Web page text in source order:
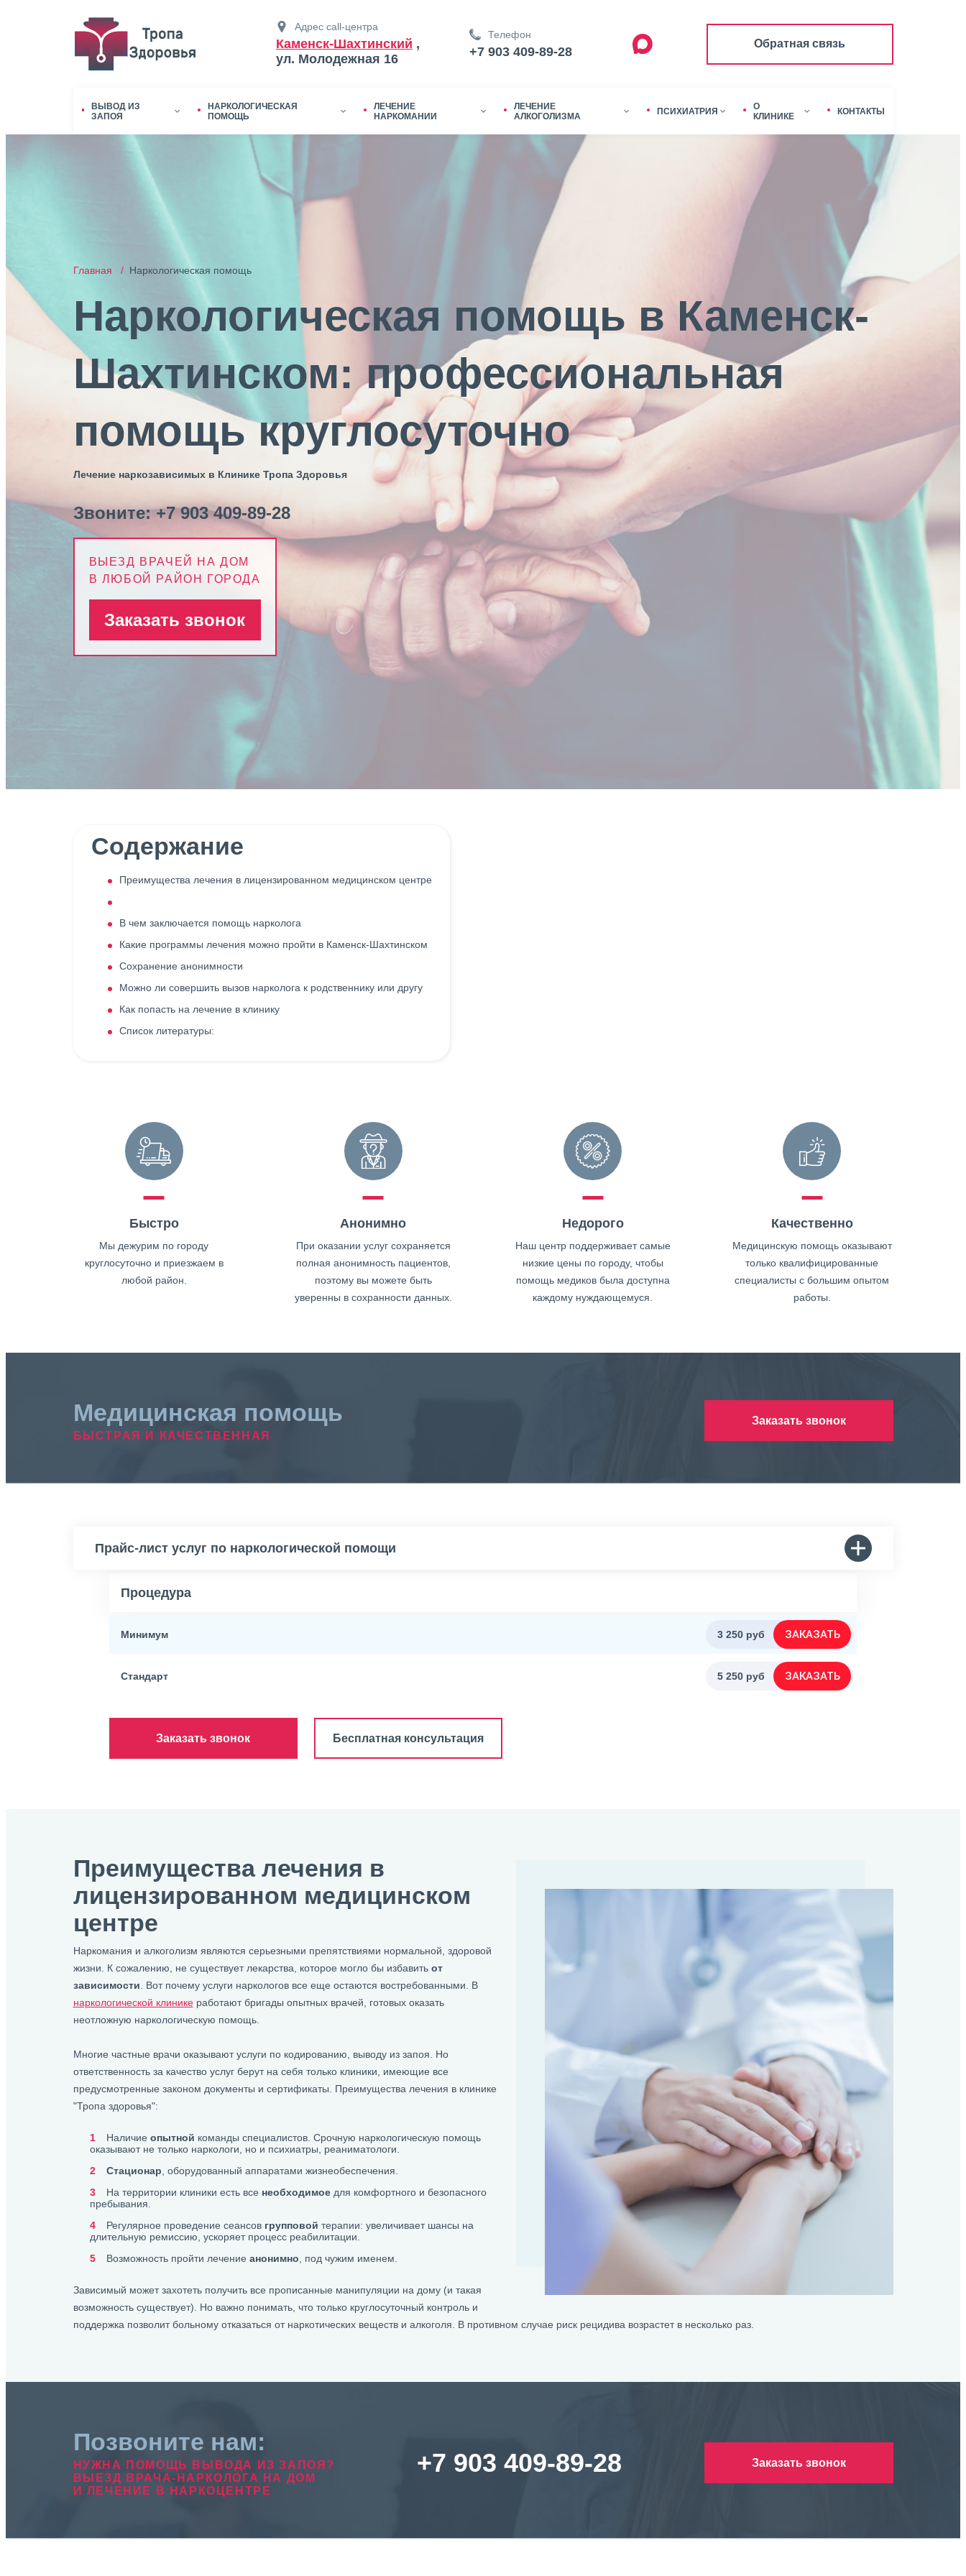
Адрес call-центра
Каменск-Шахтинский ,
ул. Молодежная 16
Телефон
+7 903 409-89-28
Обратная связь
ВЫВОД ИЗ
ЗАПОЯ
НАРКОЛОГИЧЕСКАЯ
ПОМОЩЬ
ЛЕЧЕНИЕ
НАРКОМАНИИ
ЛЕЧЕНИЕ
АЛКОГОЛИЗМА
ПСИХИАТРИЯ
О
КЛИНИКЕ
КОНТАКТЫ
Главная / Наркологическая помощь
Наркологическая помощь в Каменск-
Шахтинском: профессиональная
помощь круглосуточно
Лечение наркозависимых в Клинике Тропа Здоровья
Звоните:+7 903 409-89-28
ВЫЕЗД ВРАЧЕЙ НА ДОМ
В ЛЮБОЙ РАЙОН ГОРОДА
Заказать звонок
Содержание
Преимущества лечения в лицензированном медицинском центре
В чем заключается помощь нарколога
Какие программы лечения можно пройти в Каменск-Шахтинском
Сохранение анонимности
Можно ли совершить вызов нарколога к родственнику или другу
Как попасть на лечение в клинику
Список литературы:
Быстро
Мы дежурим по городу
круглосуточно и приезжаем в
любой район.
Анонимно
При оказании услуг сохраняется
полная анонимность пациентов,
поэтому вы можете быть
уверенны в сохранности данных.
Недорого
Наш центр поддерживает самые
низкие цены по городу, чтобы
помощь медиков была доступна
каждому нуждающемуся.
Качественно
Медицинскую помощь оказывают
только квалифицированные
специалисты с большим опытом
работы.
Медицинская помощь
БЫСТРАЯ И КАЧЕСТВЕННАЯ
Заказать звонок
Прайс-лист услуг по наркологической помощи
Процедура
Минимум 3 250 руб ЗАКАЗАТЬ
Стандарт 5 250 руб ЗАКАЗАТЬ
Заказать звонок Бесплатная консультация
Преимущества лечения в
лицензированном медицинском
центре
Наркомания и алкоголизм являются серьезными препятствиями нормальной, здоровой
жизни. К сожалению, не существует лекарства, которое могло бы избавить от
зависимости . Вот почему услуги наркологов все еще остаются востребованными. В
наркологической клиникеработают бригады опытных врачей, готовых оказать
неотложную наркологическую помощь.
Многие частные врачи оказывают услуги по кодированию, выводу из запоя. Но
ответственность за качество услуг берут на себя только клиники, имеющие все
предусмотренные законом документы и сертификаты. Преимущества лечения в клинике
"Тропа здоровья":
Наличие опытной команды специалистов. Срочную наркологическую помощь
оказывают не только наркологи, но и психиатры, реаниматологи.
Стационар , оборудованный аппаратами жизнеобеспечения.
На территории клиники есть все необходимоедля комфортного и безопасного
пребывания.
Регулярное проведение сеансов групповой терапии: увеличивает шансы на
длительную ремиссию, ускоряет процесс реабилитации.
Возможность пройти лечение анонимно , под чужим именем.
Зависимый может захотеть получить все прописанные манипуляции на дому (и такая
возможность существует). Но важно понимать, что только круглосуточный контроль и
поддержка позволит больному отказаться от наркотических веществ и алкоголя. В противном случае риск рецидива возрастет в несколько раз.
Позвоните нам:
НУЖНА ПОМОЩЬ ВЫВОДА ИЗ ЗАПОЯ?
ВЫЕЗД ВРАЧА-НАРКОЛОГА НА ДОМ
И ЛЕЧЕНИЕ В НАРКОЦЕНТРЕ
+7 903 409-89-28 Заказать звонок